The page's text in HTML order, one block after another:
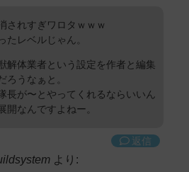
されすぎワロタｗｗｗ
たレベルじゃん。
解体業者という設定を作者と編集
ろうなぁと。
長が〜とやってくれるならいいん
開なんですよねー。
返信
より: